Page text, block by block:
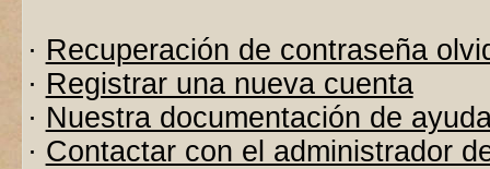
· Recuperación de contraseña
· Registrar una nueva cuenta
· Nuestra documentación de
· Contactar con el administrador